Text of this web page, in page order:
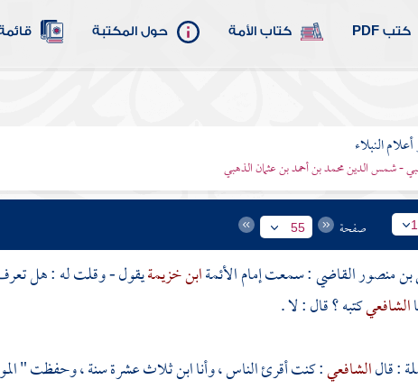
كتب PDF كتاب الأمة حول المكتبة
النبلاء
- شمس الدين محمد بن أحمد بن عثمان الذهبي
صفحة 55
بن منصور القاضي: سمعت إمام الأئمةابن خزيمةيقول - وقلت له : هل تعرف
الشافعيكتبه ؟ قال : لا .
: قالالشافعي: كنت أقرئ الناس ، وأنا ابن ثلاث عشرة سنة ، وحفظت "